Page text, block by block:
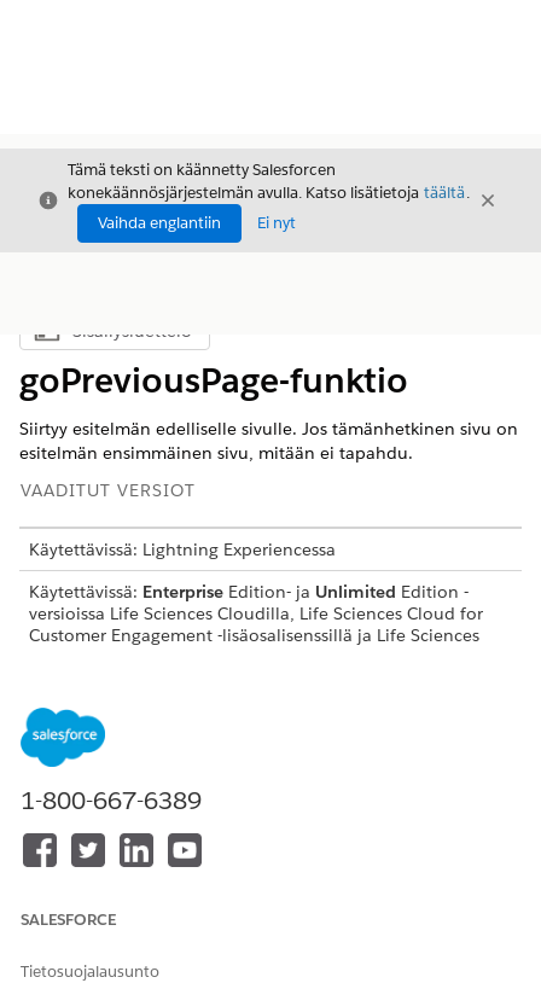
Sulje
Tämä teksti on käännetty Salesforcen
konekäännösjärjestelmän avulla. Katso lisätietoja täältä.
Vaihda englantiin
Ei nyt
Sulje
Näytä sisällysluettelo
Sisällysluettelo
goPreviousPage-funktio
Siirtyy esitelmän edelliselle sivulle. Jos tämänhetkinen sivu on
esitelmän ensimmäinen sivu, mitään ei tapahdu.
VAADITUT VERSIOT
Käytettävissä: Lightning Experiencessa
Käytettävissä: Enterprise Edition- ja Unlimited Edition -
versioissa Life Sciences Cloudilla, Life Sciences Cloud for
Customer Engagement -lisäosalisenssillä ja Life Sciences
Syntaksi
Anna palautetta, jotta voimme kehittyä!
1-800-667-6389
SALESFORCE
Tietosuojalausunto